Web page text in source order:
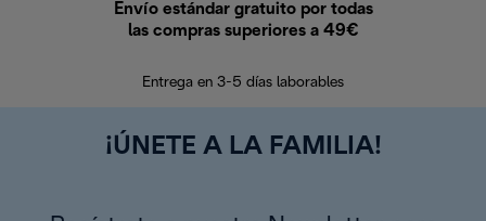
Envío estándar gratuito por todas
las compras superiores a 49€
Entrega en 3-5 días laborables
¡ÚNETE A LA FAMILIA!